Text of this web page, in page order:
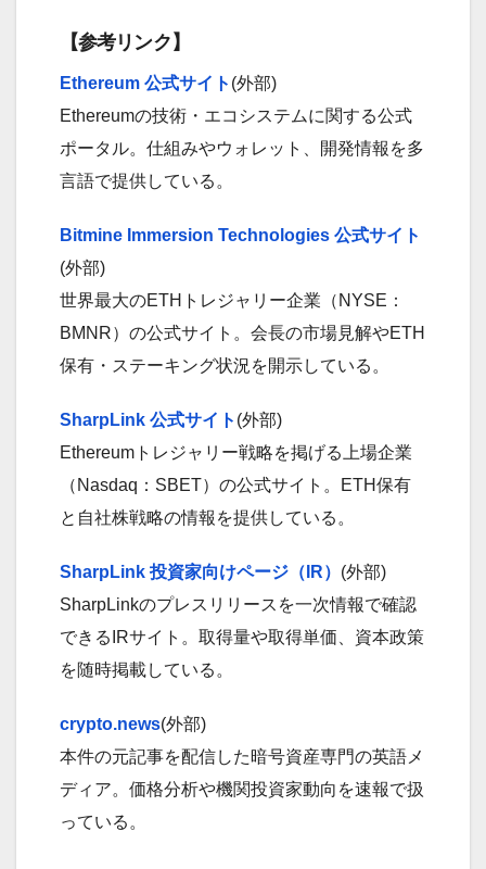
【参考リンク】
Ethereum 公式サイト (外部)
Ethereumの技術・エコシステムに関する公式
ポータル。仕組みやウォレット、開発情報を多
言語で提供している。
Bitmine Immersion Technologies 公式サイト
(外部)
世界最大のETHトレジャリー企業（NYSE：
BMNR）の公式サイト。会長の市場見解やETH
保有・ステーキング状況を開示している。
SharpLink 公式サイト (外部)
Ethereumトレジャリー戦略を掲げる上場企業
（Nasdaq：SBET）の公式サイト。ETH保有
と自社株戦略の情報を提供している。
SharpLink 投資家向けページ（IR） (外部)
SharpLinkのプレスリリースを一次情報で確認
できるIRサイト。取得量や取得単価、資本政策
を随時掲載している。
crypto.news(外部)
本件の元記事を配信した暗号資産専門の英語メ
ディア。価格分析や機関投資家動向を速報で扱
っている。